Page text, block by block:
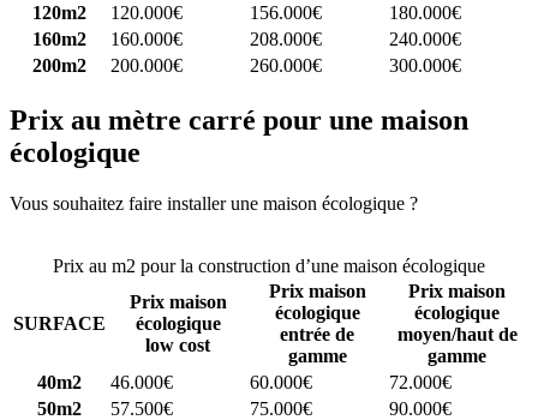
120m2
120.000€ 156.000€
180.000€
160m2
160.000€ 208.000€
240.000€
200m2
200.000€ 260.000€ 300.000€
Prix au mètre carré pour une maison
écologique
Vous souhaitez faire installer une maison écologique ?
Prix au m2 pour la construction d’une maison écologique
SURFACE
Prix maison
écologique
low cost
Prix maison
écologique
entrée de
gamme
Prix maison
écologique
moyen/haut de
gamme
40m2
46.000€ 60.000€
72.000€
50m2
57.500€ 75.000€
90.000€